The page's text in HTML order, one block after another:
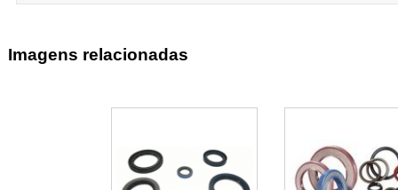
Imagens relacionadas